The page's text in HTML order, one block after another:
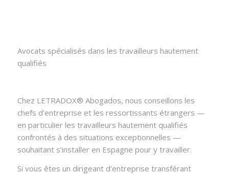
Avocats spécialisés dans les travailleurs hautement
qualifiés
Chez LETRADOX® Abogados, nous conseillons les
chefs d’entreprise et les ressortissants étrangers —
en particulier les travailleurs hautement qualifiés
confrontés à des situations exceptionnelles —
souhaitant s’installer en Espagne pour y travailler.
Si vous êtes un dirigeant d’entreprise transférant